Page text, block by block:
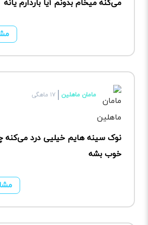
می‌کنه میخام بدونم آیا باردارم یانه
مامان ماهلین ۱۷ ماهگی
نوک سینه هایم خیلیی درد می‌کنه
خوب بشه